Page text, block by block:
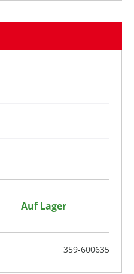
Auf Lager
359-600635